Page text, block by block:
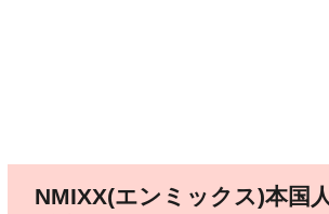
NMIXX(エンミックス)本国